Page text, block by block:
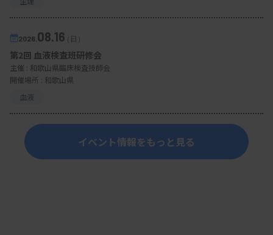
2026. 08.16（日）
第2回 血液検査班研修会
主催 : 和歌山県臨床検査技師会
開催場所 : 和歌山県
血液
イベント情報をもっと見る